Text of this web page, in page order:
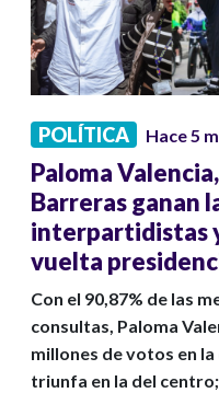
POLÍTICA Hace 5
Paloma
Barreras ganan
interpartidistas
vuelta
Con el 90,87% de las
consultas, Paloma
millones de votos en
triunfa en la del